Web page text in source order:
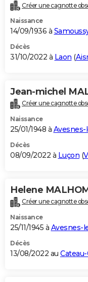
Créer une cagnotte
Naissance
14/09/1936 à
Décès
31/10/2022 à Laon (
Jean-michel
Créer une cagnotte
Naissance
25/01/1948 à
Décès
08/09/2022 à Luçon (
Helene
Créer une cagnotte
Naissance
25/11/1945 à Avesnes-
Décès
13/08/2022 au